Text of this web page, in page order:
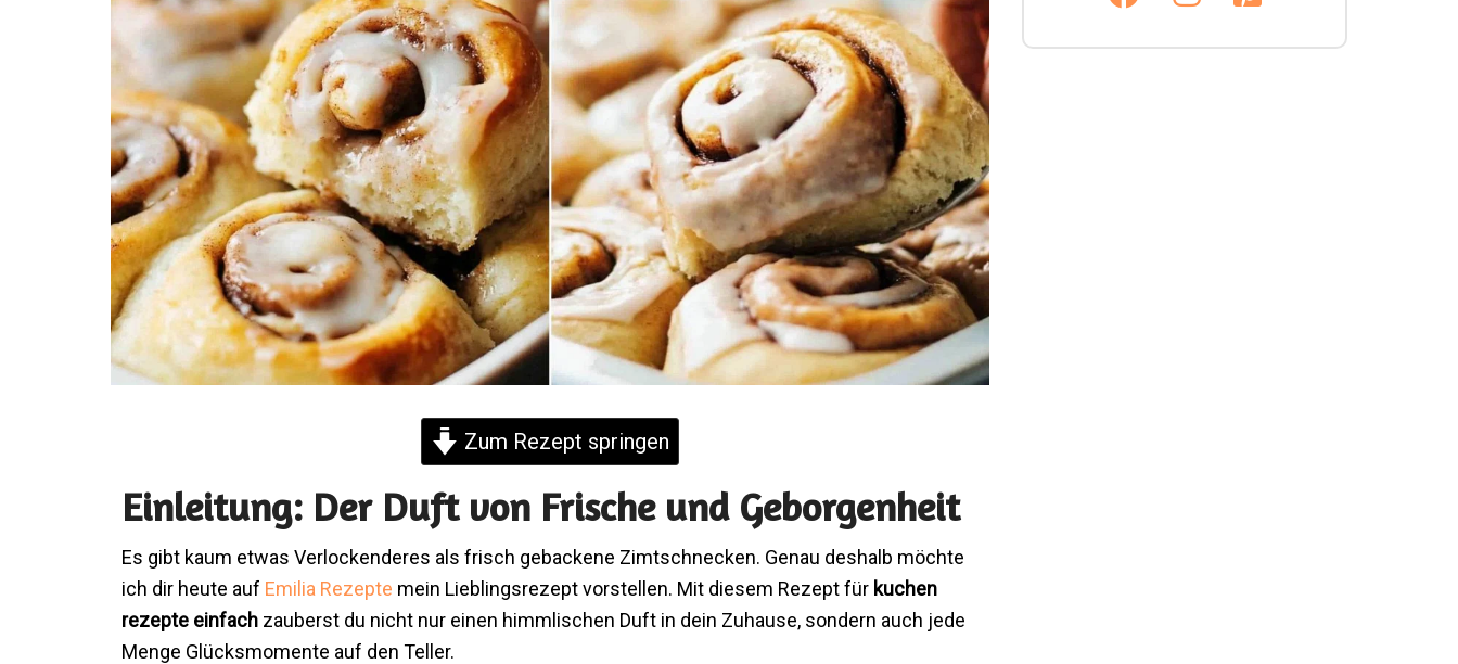
Zum Rezept springen
Einleitung: Der Duft von Frische und Geborgenheit
Es gibt kaum etwas Verlockenderes als frisch gebackene Zimtschnecken. Genau deshalb möchte
ich dir heute auf Emilia Rezepte mein Lieblingsrezept vorstellen. Mit diesem Rezept für kuchen
rezepte einfach zauberst du nicht nur einen himmlischen Duft in dein Zuhause, sondern auch jede
Menge Glücksmomente auf den Teller.